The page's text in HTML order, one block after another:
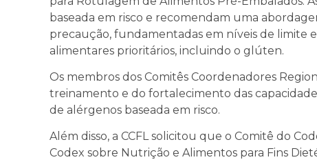
baseada em risco e recomendam uma
precaução, fundamentadas em níveis de limite
alimentares prioritários, incluindo o glúten.
Os membros dos Comitês Coordenadores
treinamento e do fortalecimento das
de alérgenos baseada em risco.
Além disso, a CCFL solicitou que o Comitê do
Codex sobre Nutrição e Alimentos para Fins